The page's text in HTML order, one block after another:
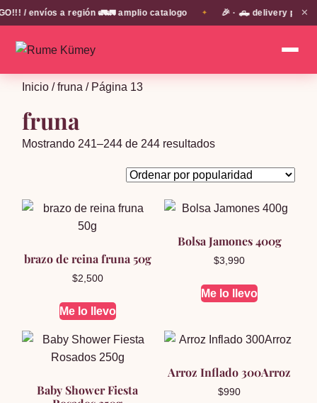
/ envíos a región 🚛🚛 amplio catalogo 🎉 · 🛻 delivery propio
✕
Inicio /fruna / Página 13
fruna
Mostrando 241–244 de 244 resultadosOrdenado
popularidad
brazo de reina fruna 50g
$2,500
Me lo llevo
Bolsa Jamones 400g
$3,990
Me lo llevo
Baby Shower Fiesta
Arroz Inflado 300Arroz
$990